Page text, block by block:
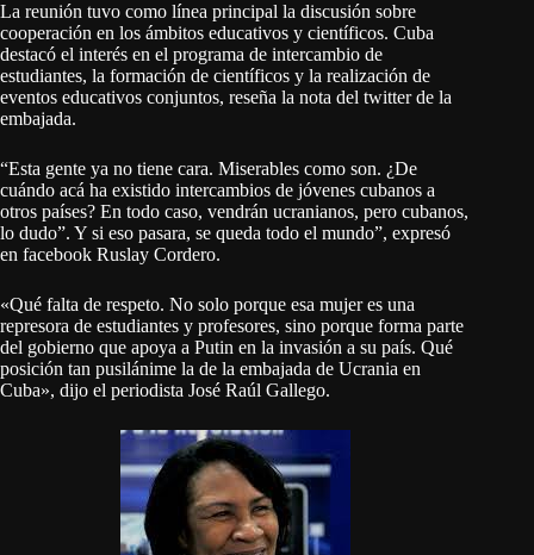
La reunión tuvo como línea principal la discusión sobre
cooperación en los ámbitos educativos y científicos. Cuba
destacó el interés en el programa de intercambio de
estudiantes, la formación de científicos y la realización de
eventos educativos conjuntos, reseña la nota del twitter de la
embajada.
“Esta gente ya no tiene cara. Miserables como son. ¿De
cuándo acá ha existido intercambios de jóvenes cubanos a
otros países? En todo caso, vendrán ucranianos, pero cubanos,
lo dudo”. Y si eso pasara, se queda todo el mundo”, expresó
en facebook Ruslay Cordero.
«Qué falta de respeto. No solo porque esa mujer es una
represora de estudiantes y profesores, sino porque forma parte
del gobierno que apoya a Putin en la invasión a su país. Qué
posición tan pusilánime la de la embajada de Ucrania en
Cuba», dijo el periodista José Raúl Gallego.